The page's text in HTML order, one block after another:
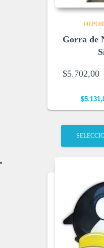
Gorra de
$5.702,00
$